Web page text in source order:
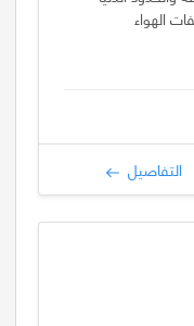
الهواء
التفاصيل